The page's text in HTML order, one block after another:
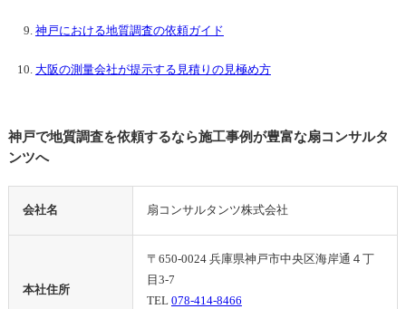
神戸における地質調査の依頼ガイド
大阪の測量会社が提示する見積りの見極め方
神戸で地質調査を依頼するなら施工事例が豊富な扇コンサルタ
ンツへ
会社名 扇コンサルタンツ株式会社
本社住所
〒650-0024 兵庫県神戸市中央区海岸通４丁
目3-7
TEL 078-414-8466